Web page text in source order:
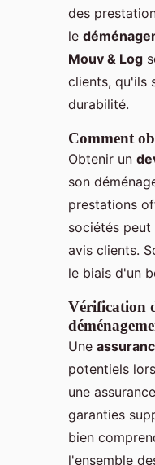
des
le
Mouv & Log
clients, qu'ils
durabilité.
Comment
Obtenir un
son
prestations
sociétés
avis clients.
le biais d'un
Vérification
Une
potentiels
une
garanties
bien
l'ensemble